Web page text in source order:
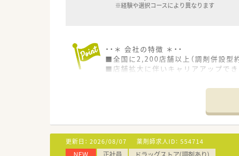
※経験や選択コースにより異なります
・・＊ 会社の特徴 ＊・・
■全国に2,200店舗以上（調剤併設型
■店舗拡大に伴いキャリアアップでき
■職種や職域に合わせ、豊富な社内
■薬剤師が中心の会社だからこそ活
■店舗拡大に伴い、エリアマネジャ
■在宅や教育等の専門性を活かせる
■その他にも、管理部門や商品部門
■在宅実施店舗は年々増加しており
■育児休暇は3歳まで取得が可能で、
更新日： 2026/08/07 薬剤師求人ID： 554714
NEW 正社員 ドラッグストア(調剤あり)